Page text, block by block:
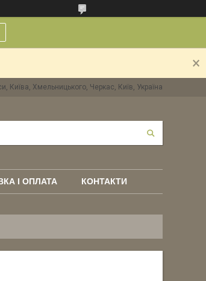
Київа, Хмельницького, Черкас, Київ, Україна
І ОПЛАТА КОНТАКТИ